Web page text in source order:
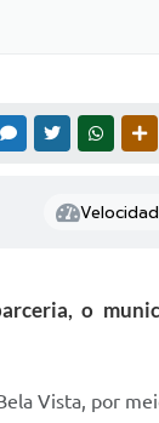
MESSENGER
TWITTER
o
Vista, por